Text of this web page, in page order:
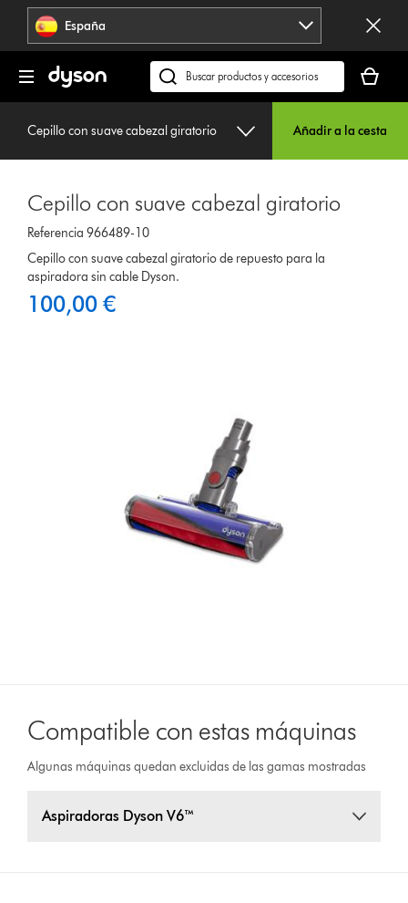
Omitir
navegación España
Buscar
en
dyson.es
cesta
está
Cepillo con suave cabezal giratorio Añadir a la cesta
Cepillo con suave cabezal giratorio
Referencia 966489-10
Cepillo con suave cabezal giratorio de repuesto para la
aspiradora sin cable Dyson.
100,00 €
Compatible con estas máquinas
Algunas máquinas quedan excluidas de las gamas mostradas
Aspiradoras Dyson V6™